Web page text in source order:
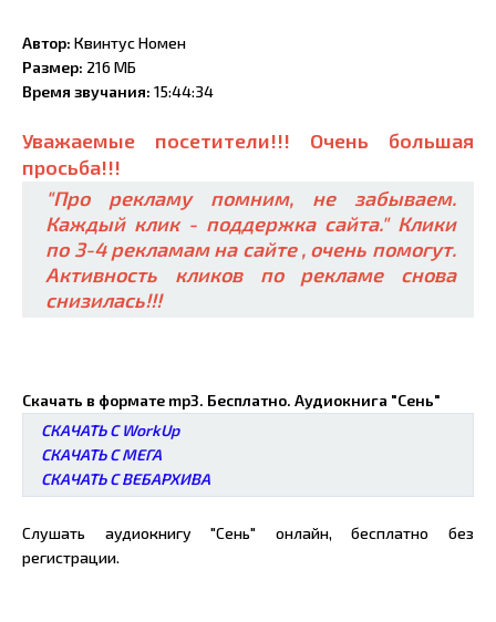
Автор: Квинтус Номен
Размер: 216 МБ
Время звучания: 15:44:34
Уважаемые посетители!!! Очень большая
просьба!!!
"Про рекламу помним, не забываем.
Каждый клик - поддержка сайта." Клики
по 3-4 рекламам на сайте , очень помогут.
Активность кликов по рекламе снова
снизилась!!!
Скачать в формате mp3. Бесплатно. Аудиокнига "Сень"
СКАЧАТЬ С WorkUp
СКАЧАТЬ С МЕГА
СКАЧАТЬ С ВЕБАРХИВА
Слушать аудиокнигу "Сень" онлайн, бесплатно без
регистрации.